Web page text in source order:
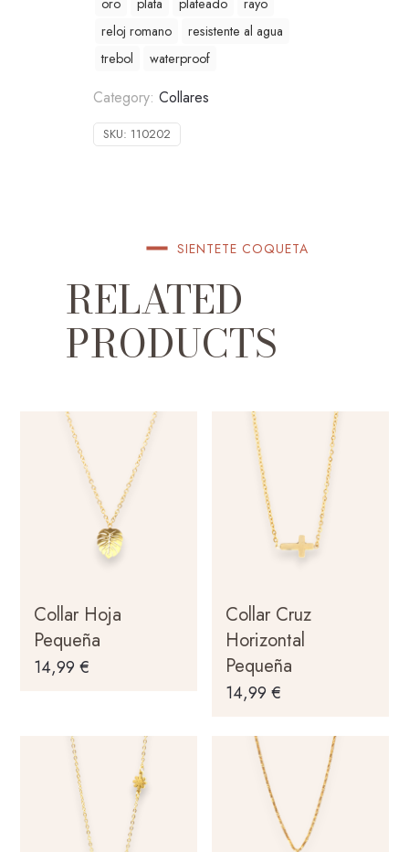
reloj romano
resistente al agua
trebol
waterproof
Category:Collares
SKU: 110202
SIENTETE COQUETA
RELATED
PRODUCTS
Collar Hoja
Pequeña
14,99€
Collar Cruz
Horizontal
Pequeña
14,99€